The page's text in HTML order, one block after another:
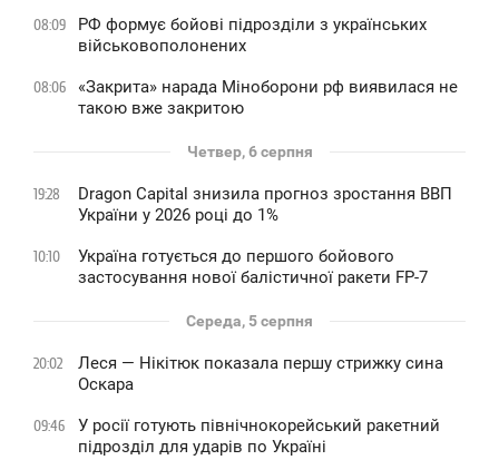
08:09
РФ формує бойові підрозділи з українських
військовополонених
08:06
«Закрита» нарада Міноборони рф виявилася не
такою вже закритою
Четвер, 6 серпня
19:28
Dragon Capital знизила прогноз зростання ВВП
України у 2026 році до 1%
10:10
Україна готується до першого бойового
застосування нової балістичної ракети FP-7
Середа, 5 серпня
20:02
Леся — Нікітюк показала першу стрижку сина
Оскара
09:46
У росії готують північнокорейський ракетний
підрозділ для ударів по Україні